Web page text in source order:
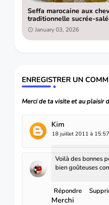
Seffa marocaine aux
traditionnelle sucrée-
January 03, 2026
ENREGISTRER UN
Merci de ta visite et au plaisir
Kim
18 juillet 2011 à 15:57
Voilà des bonnes
bien goûteuses
Répondre
Merchi